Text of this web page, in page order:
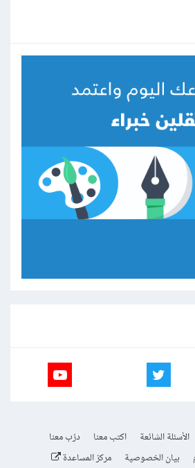
الأسئلة الشائعة اكتب معنا
درّب معنا
بيان الخصوصية مركز المساعدة